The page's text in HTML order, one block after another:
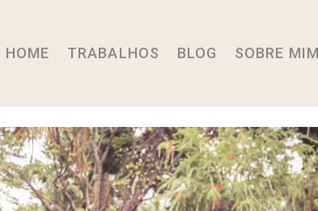
HOME TRABALHOS BLOG SOBRE MIM